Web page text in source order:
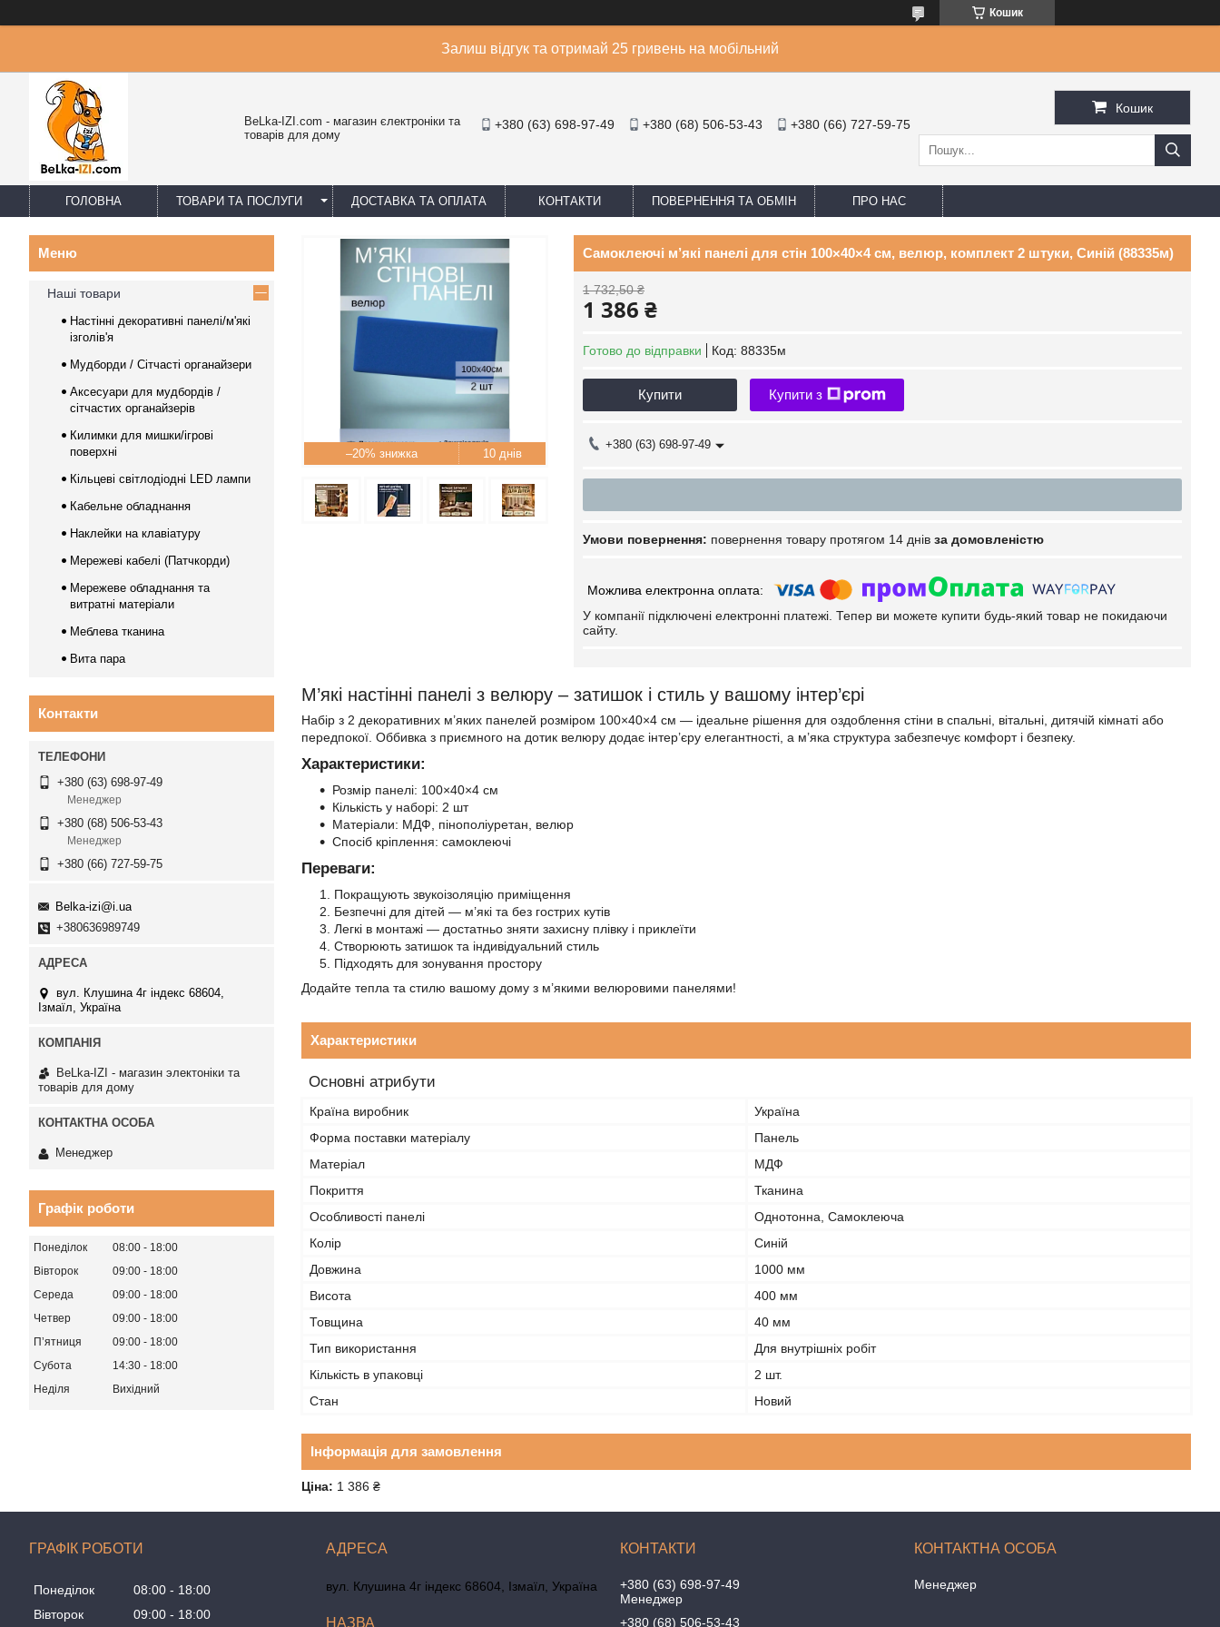
Кошик
Залиш відгук та отримай 25 гривень на мобільний
BeLka-IZI.com - магазин єлектроніки та
товарів для дому
+380 (63) 698-97-49 +380 (68) 506-53-43 +380 (66) 727-59-75
Кошик
ГОЛОВНА ТОВАРИ ТА ПОСЛУГИ ДОСТАВКА ТА ОПЛАТА КОНТАКТИ ПОВЕРНЕННЯ ТА ОБМІН ПРО НАС
–20% 10 днів
Самоклеючі м’які панелі для стін 100×40×4 см, велюр, комплект 2 штуки, Синій (88335м)
1 732,50 ₴
1 386 ₴
Готово до відправки Код: 88335м
Купити Купити з
+380 (63) 698-97-49
повернення товару протягом 14 днів за домовленістю
У компанії підключені електронні платежі. Тепер ви можете купити будь-який товар не покидаючи
сайту.
М’які настінні панелі з велюру – затишок і стиль у вашому інтер’єрі
Набір з 2 декоративних м’яких панелей розміром 100×40×4 см — ідеальне рішення для оздоблення стіни в спальні, вітальні, дитячій кімнаті або
передпокої. Оббивка з приємного на дотик велюру додає інтер’єру елегантності, а м’яка структура забезпечує комфорт і безпеку.
Характеристики:
Розмір панелі: 100×40×4 см
Кількість у наборі: 2 шт
Матеріали: МДФ, пінополіуретан, велюр
Спосіб кріплення: самоклеючі
Переваги:
Покращують звукоізоляцію приміщення
Безпечні для дітей — м’які та без гострих кутів
Легкі в монтажі — достатньо зняти захисну плівку і приклеїти
Створюють затишок та індивідуальний стиль
Підходять для зонування простору
Додайте тепла та стилю вашому дому з м’якими велюровими панелями!
Характеристики
Основні атрибути
Країна виробник
Україна
Форма поставки матеріалу
Панель
Матеріал
МДФ
Покриття
Тканина
Особливості панелі
Однотонна, Самоклеюча
Колір
Синій
Довжина
1000 мм
Висота
400 мм
Товщина
40 мм
Тип використання
Для внутрішніх робіт
Кількість в упаковці
2 шт.
Стан
Новий
Інформація для замовлення
Ціна: 1 386 ₴
Наші товари
Настінні декоративні панелі/м'які
ізголів'я
Мудборди / Сітчасті органайзери
Аксесуари для мудбордів /
сітчастих органайзерів
Килимки для мишки/ігрові
поверхні
Кільцеві світлодіодні LED лампи
Кабельне обладнання
Наклейки на клавіатуру
Мережеві кабелі (Патчкорди)
Мережеве обладнання та
витратні матеріали
Меблева тканина
Вита пара
Контакти
+380 (63) 698-97-49
Менеджер
+380 (68) 506-53-43
Менеджер
+380 (66) 727-59-75
Belka-izi@i.ua
+380636989749
вул. Клушина 4г індекс 68604,
Ізмаїл, Україна
BeLka-IZI - магазин электоніки та
товарів для дому
Менеджер
Графік роботи
Понеділок 08:00
18:00
Вівторок
09:00
18:00
Середа
09:00
18:00
Четвер
09:00
18:00
Пʼятниця
09:00
18:00
Субота
14:30
18:00
Неділя
Вихідний
ГРАФІК РОБОТИ
Понеділок 08:00
18:00
Вівторок
09:00 18:00
вул. Клушина 4г індекс 68604, Ізмаїл, Україна
+380 (63) 698-97-49
Менеджер
+380 (68) 506-53-43
Менеджер